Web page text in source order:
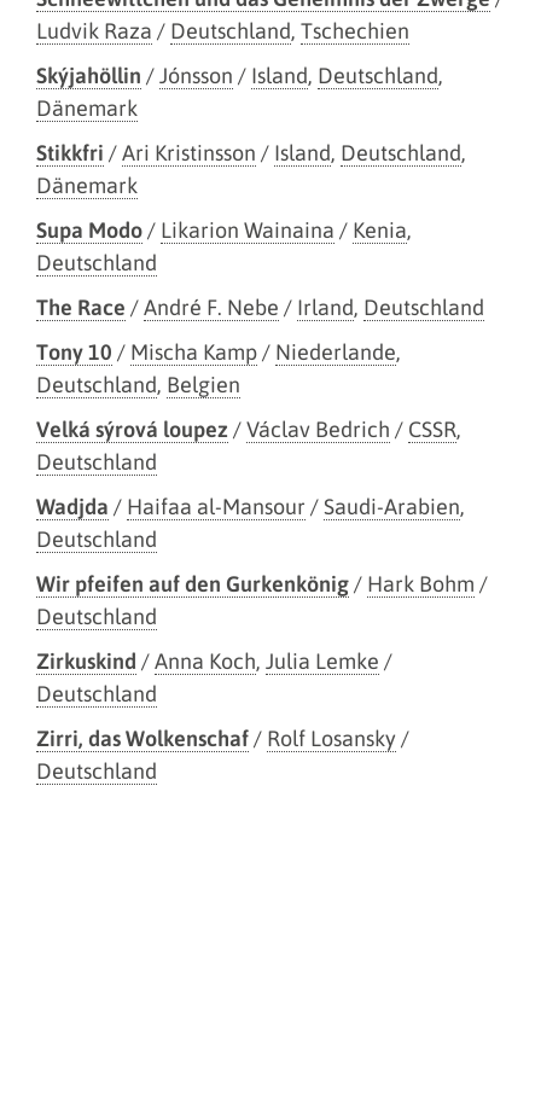
Ludvik Raza / Deutschland, Tschechien
Skýjahöllin /Jónsson / Island, Deutschland,
Dänemark
Stikkfri /Ari Kristinsson / Island, Deutschland,
Dänemark
Supa Modo/ Likarion Wainaina / Kenia,
Deutschland
The Race /André F. Nebe / Irland, Deutschland
Tony 10 / Mischa Kamp/ Niederlande,
Deutschland, Belgien
Velká sýrová loupez /Václav Bedrich / CSSR,
Deutschland
Wadjda / Haifaa al-Mansour /Saudi-Arabien,
Deutschland
Wir pfeifen auf den Gurkenkönig/ Hark Bohm /
Deutschland
Zirkuskind /Anna Koch, Julia Lemke /
Deutschland
Zirri, das Wolkenschaf/ Rolf Losansky /
Deutschland